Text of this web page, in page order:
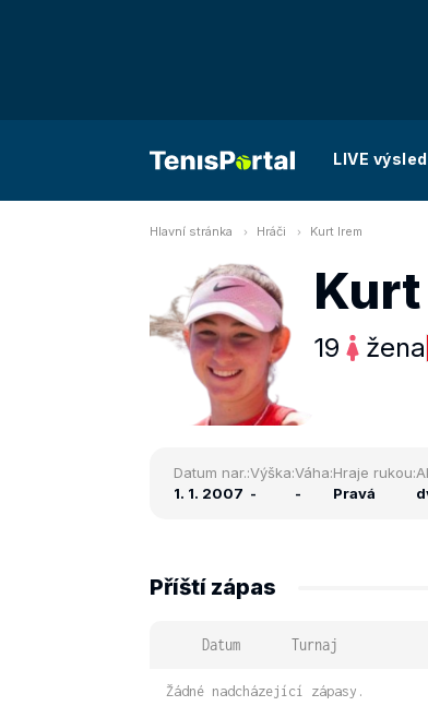
LIVE
Hlavní stránka Hráči Kurt Irem
19 žena
Datum nar.:
1. 1. 2007
Výška:
-
Váha:
-
Hraje rukou:
Pravá
Příští zápas
Datum Turnaj
Žádné nadcházející zápasy.